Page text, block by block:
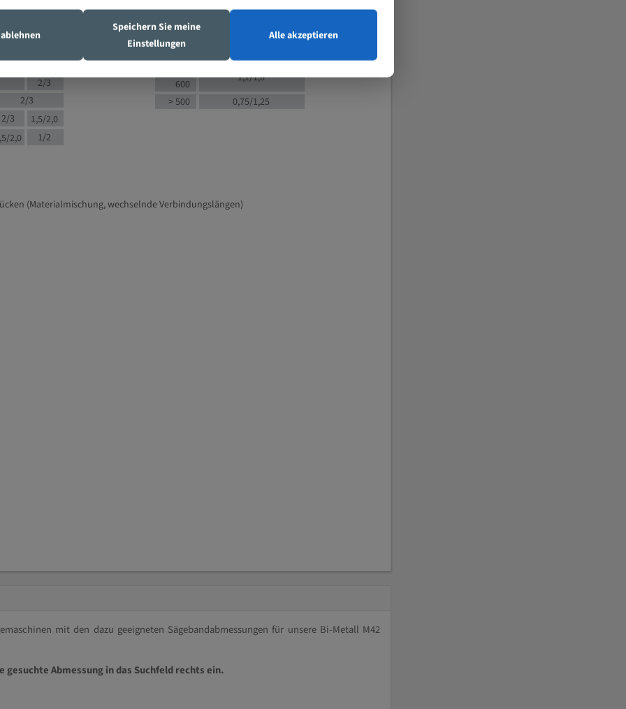
4/5
4/5
2/3
2/3
2/3
1,5/2,0
2,0 1/2
130 -
350
150 -
600
1,1/1,6
> 500
0,75/1,25
(Materialmischung, wechselnde Verbindungslängen)
mit den dazu geeigneten Sägebandabmessungen für unsere Bi-Metall M42
Abmessung in das Suchfeld rechts ein.
Speichern Sie meine
Einstellungen
Alle akzeptieren